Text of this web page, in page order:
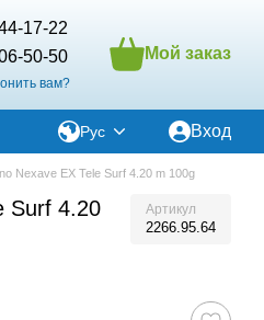
17-22
50-50
вам?
Мой заказ
Рус Вход
Nexave EX Tele Surf 4.20 m 100g
Surf 4.20 Артикул
2266.95.64